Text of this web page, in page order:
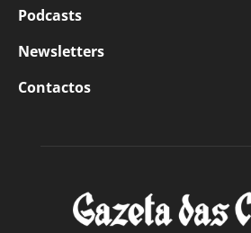
Podcasts
Newsletters
Contactos